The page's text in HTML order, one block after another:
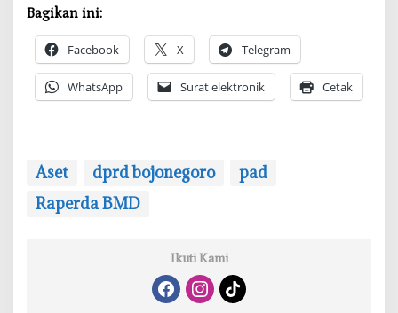
Bagikan ini:
Facebook X Telegram
WhatsApp Surat elektronik Cetak
Aset dprd bojonegoro
pad
Raperda BMD
Ikuti Kami